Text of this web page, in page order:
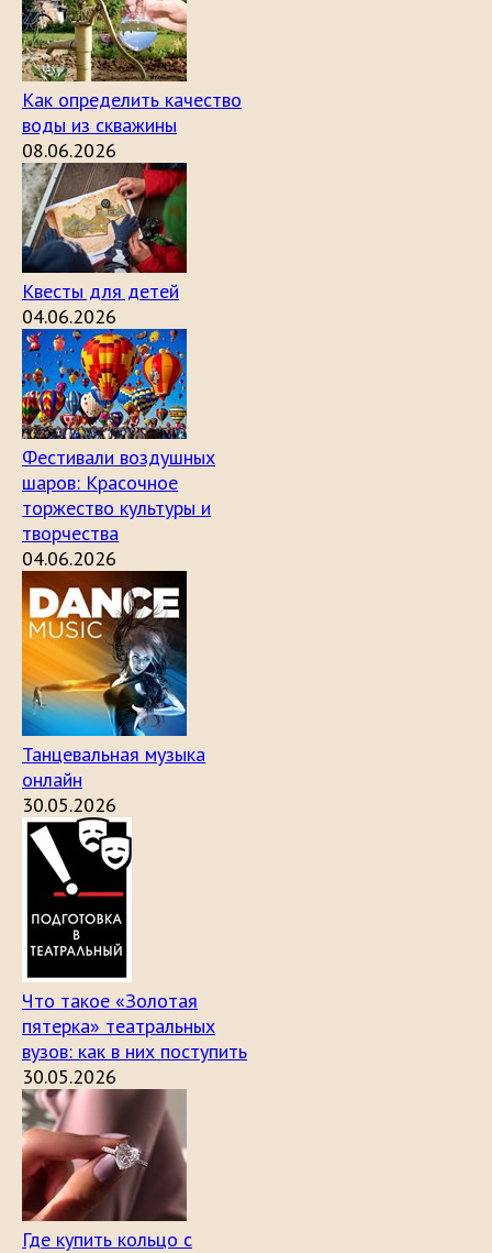
Как определить качество
воды из скважины
08.06.2026
Квесты для детей
04.06.2026
Фестивали воздушных
шаров: Красочное
торжество культуры и
творчества
04.06.2026
Танцевальная музыка
онлайн
30.05.2026
Что такое «Золотая
пятерка» театральных
вузов: как в них поступить
30.05.2026
Где купить кольцо с